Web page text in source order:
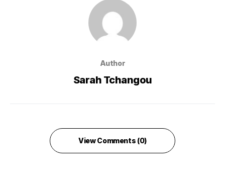
Author
Sarah Tchangou
View Comments (0)